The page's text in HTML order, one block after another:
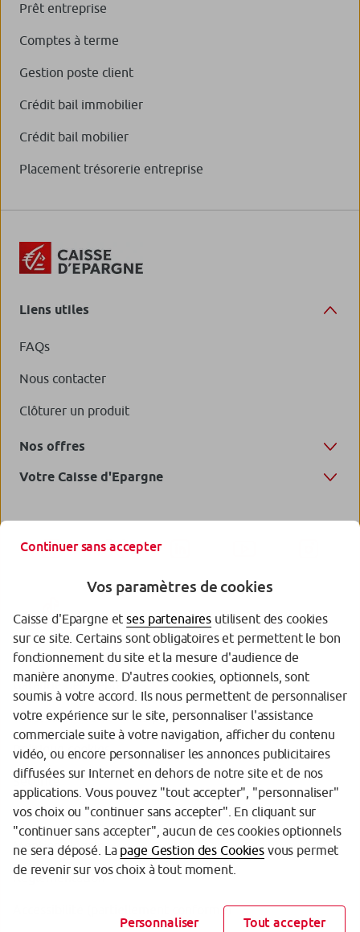
Prêt entreprise
Comptes à terme
Gestion poste client
Crédit bail immobilier
Crédit bail mobilier
Placement trésorerie entreprise
Liens utiles
FAQs
Nous contacter
Clôturer un produit
Nos offres
Votre Caisse d'Epargne
Garantie des Dépôts
Protection des données personnelles
Politique cookies
Sécurité
Tarifs
Mentions légales
Réglementation
Accessibilité (partiellement conforme)
Continuer sans accepter
Vos paramètres de cookies
Caisse d'Epargne etses partenaires utilisent des cookies
sur ce site. Certains sont obligatoires et permettent le bon
fonctionnement du site et la mesure d'audience de
manière anonyme. D'autres cookies, optionnels, sont
soumis à votre accord. Ils nous permettent de personnaliser
votre expérience sur le site, personnaliser l'assistance
commerciale suite à votre navigation, afficher du contenu
vidéo, ou encore personnaliser les annonces publicitaires
diffusées sur Internet en dehors de notre site et de nos
applications. Vous pouvez "tout accepter", "personnaliser"
vos choix ou "continuer sans accepter". En cliquant sur
"continuer sans accepter", aucun de ces cookies optionnels
ne sera déposé. La page Gestion des Cookiesvous permet
de revenir sur vos choix à tout moment.
Personnaliser Tout accepter